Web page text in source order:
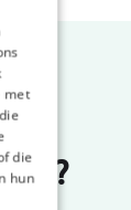
met
die
hun